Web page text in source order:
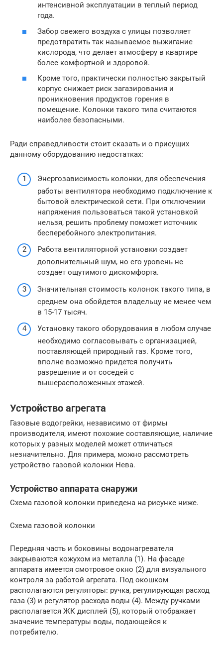
интенсивной эксплуатации в теплый период
года.
Забор свежего воздуха с улицы позволяет
предотвратить так называемое выжигание
кислорода, что делает атмосферу в квартире
более комфортной и здоровой.
Кроме того, практически полностью закрытый
корпус снижает риск загазирования и
проникновения продуктов горения в
помещение. Колонки такого типа считаются
наиболее безопасными.
Ради справедливости стоит сказать и о присущих
данному оборудованию недостатках:
Энергозависимость колонки, для обеспечения
работы вентилятора необходимо подключение к
бытовой электрической сети. При отключении
напряжения пользоваться такой установкой
нельзя, решить проблему поможет источник
бесперебойного электропитания.
Работа вентиляторной установки создает
дополнительный шум, но его уровень не
создает ощутимого дискомфорта.
Значительная стоимость колонок такого типа, в
среднем она обойдется владельцу не менее чем
в 15-17 тысяч.
Установку такого оборудования в любом случае
необходимо согласовывать с организацией,
поставляющей природный газ. Кроме того,
вполне возможно придется получить
разрешение и от соседей с
вышерасположенных этажей.
Устройство агрегата
Газовые водогрейки, независимо от фирмы
производителя, имеют похожие составляющие, наличие
которых у разных моделей может отличаться
незначительно. Для примера, можно рассмотреть
устройство газовой колонки Нева.
Устройство аппарата снаружи
Схема газовой колонки приведена на рисунке ниже.
Схема газовой колонки
Передняя часть и боковины водонагревателя
закрываются кожухом из металла (1). На фасаде
аппарата имеется смотровое окно (2) для визуального
контроля за работой агрегата. Под окошком
располагаются регуляторы: ручка, регулирующая расход
газа (3) и регулятор расхода воды (4). Между ручками
располагается ЖК дисплей (5), который отображает
значение температуры воды, подающейся к
потребителю.